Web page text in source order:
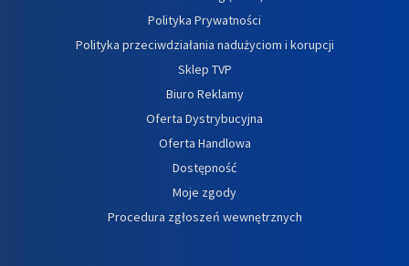
Polityka Prywatności
Polityka przeciwdziałania nadużyciom i korupcji
Sklep TVP
Biuro Reklamy
Oferta Dystrybucyjna
Oferta Handlowa
Dostępność
Moje zgody
Procedura zgłoszeń wewnętrznych